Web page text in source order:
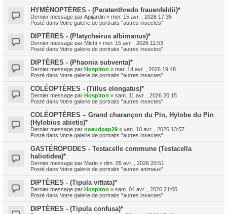
HYMÉNOPTÈRES - (Paratenthredo frauenfeldii)*
Dernier message par Apijardin « mer. 15 avr. , 2026 17:35
Posté dans Votre galerie de portraits "autres insectes"
DIPTÈRES - (Platycheirus albimanus)*
Dernier message par Michi « mer. 15 avr. , 2026 11:53
Posté dans Votre galerie de portraits "autres insectes"
DIPTÈRES - (Phaonia subventa)*
Dernier message par Hospiton « mar. 14 avr. , 2026 19:48
Posté dans Votre galerie de portraits "autres insectes"
COLÉOPTÈRES - (Tillus elongatus)*
Dernier message par Hospiton « sam. 11 avr. , 2026 20:15
Posté dans Votre galerie de portraits "autres insectes"
COLÉOPTÈRES – Grand charançon du Pin, Hylobe du Pin
(Hylobius abietis)*
Dernier message par noeudpap29 « ven. 10 avr. , 2026 13:57
Posté dans Votre galerie de portraits "autres insectes"
GASTÉROPODES - Testacelle commune (Testacella
haliotidea)*
Dernier message par Mario « dim. 05 avr. , 2026 20:51
Posté dans Votre galerie de portraits "autres animaux"
DIPTÈRES - (Tipula vittata)*
Dernier message par Hospiton « sam. 04 avr. , 2026 21:00
Posté dans Votre galerie de portraits "autres insectes"
DIPTÈRES - (Tipula confusa)*